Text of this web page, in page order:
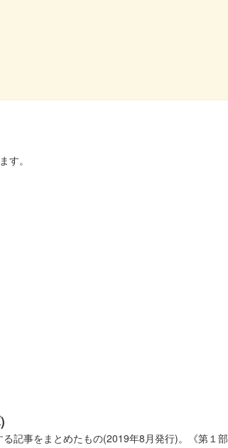
す。
事をまとめたもの(2019年8月発行)。《第１